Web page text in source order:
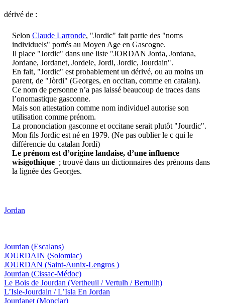
dérivé de :
Selon Claude Larronde, "Jordic" fait partie des "noms
individuels" portés au Moyen Age en Gascogne.
Il place "Jordic" dans une liste "JORDAN Jorda, Jordana,
Jordane, Jordanet, Jordele, Jordi, Jordic, Jourdain".
En fait, "Jordic" est probablement un dérivé, ou au moins un
parent, de "Jòrdi" (Georges, en occitan, comme en catalan).
Ce nom de personne n’a pas laissé beaucoup de traces dans
l’onomastique gasconne.
Mais son attestation comme nom individuel autorise son
utilisation comme prénom.
La prononciation gasconne et occitane serait plutôt "Jourdic".
Mon fils Jordic est né en 1979. (Ne pas oublier le c qui le
différencie du catalan Jordi)
Le prénom est d’origine landaise, d’une influence
wisigothique ; trouvé dans un dictionnaires des prénoms dans
la lignée des Georges.
Jordan
Jourdan (Escalans)
JOURDAIN (Solomiac)
JOURDAN (Saint-Aunix-Lengros )
Jourdan (Cissac-Médoc)
Le Bois de Jourdan (Vertheuil / Vertulh / Bertuilh)
L’Isle-Jourdain / L’Isla En Jordan
Jourdanet (Monclar)